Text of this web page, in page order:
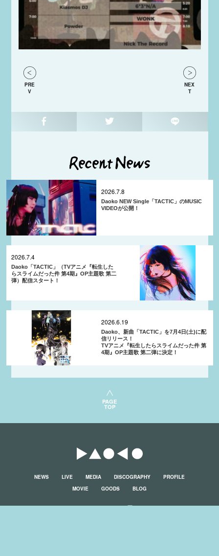
PRE
V
NEX
T
2026.7.8
Daoko NEW Single「TACTIC」のMUSIC
VIDEOが公開！
2026.7.4
Daoko「TACTIC」（TVアニメ『転生した
らスライムだった件 第4期』OP主題歌 第二
弾）配信スタート！
2026.6.19
Daoko、新曲「TACTIC」を7月4日(土)に配
信リリース！
TVアニメ『転生したらスライムだった件 第
4期』OP主題歌 第二弾に決定！
PAGE
TOP
NEWS LIVE MEDIA DISCOGRAPHY
PROFILE
MOVIE
GOODS BLOG